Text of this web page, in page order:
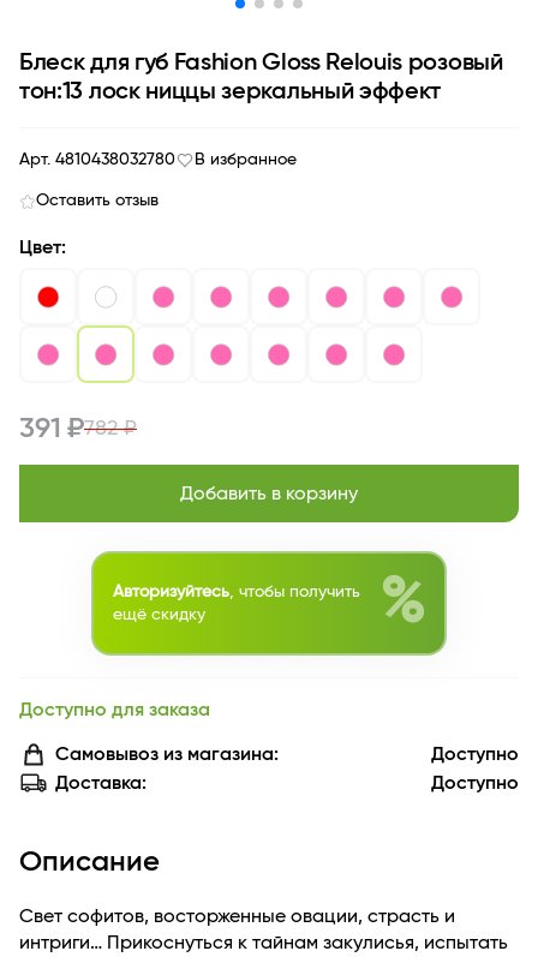
Блеск для губ Fashion Gloss Relouis розовый
тон:13 лоск ниццы зеркальный эффект
Арт. 4810438032780 В избранное
Оставить отзыв
Цвет:
391 ₽782 ₽
Добавить в корзину
Авторизуйтесь , чтобы получить
ещё скидку
%
Доступно для заказа
Самовывоз из магазина:
Доступно
Доставка:
Доступно
Описание
Свет софитов, восторженные овации, страсть и
интриги… Прикоснуться к тайнам закулисья, испытать